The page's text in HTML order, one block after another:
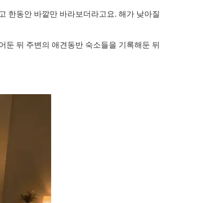
한동안 바깥만 바라보더라고요. 해가 낮아질
둔 뒤 주변의 애견동반 숙소들을 기록해둔 뒤